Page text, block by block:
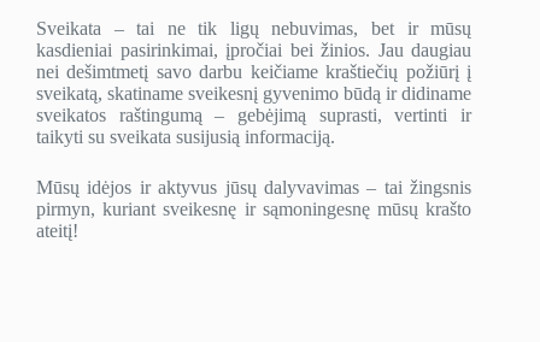
Sveikata – tai ne tik ligų nebuvimas, bet ir mūsų
kasdieniai pasirinkimai, įpročiai bei žinios. Jau daugiau
nei dešimtmetį savo darbu keičiame kraštiečių požiūrį į
sveikatą, skatiname sveikesnį gyvenimo būdą ir didiname
sveikatos raštingumą – gebėjimą suprasti, vertinti ir
taikyti su sveikata susijusią informaciją.
Mūsų idėjos ir aktyvus jūsų dalyvavimas – tai žingsnis
pirmyn, kuriant sveikesnę ir sąmoningesnę mūsų krašto
ateitį!